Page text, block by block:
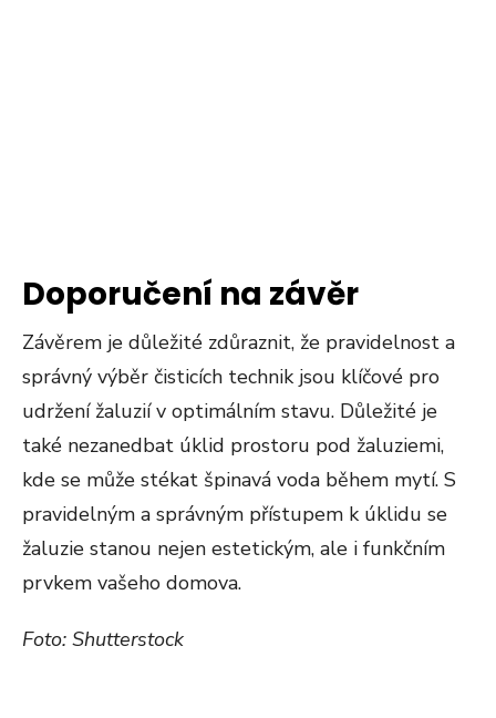
Doporučení na závěr
Závěrem je důležité zdůraznit, že pravidelnost a
správný výběr čisticích technik jsou klíčové pro
udržení žaluzií v optimálním stavu. Důležité je
také nezanedbat úklid prostoru pod žaluziemi,
kde se může stékat špinavá voda během mytí. S
pravidelným a správným přístupem k úklidu se
žaluzie stanou nejen estetickým, ale i funkčním
prvkem vašeho domova.
Foto: Shutterstock